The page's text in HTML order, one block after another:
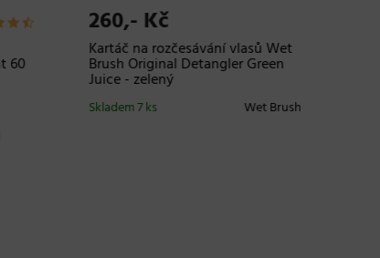
260,- Kč
Kartáč na rozčesávání vlasů Wet
Brush Original Detangler Green
Juice - zelený
Wet Brush
Skladem 7 ks